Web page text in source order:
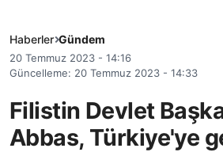
Haberler Gündem
20 Temmuz 2023 - 14:16
Güncelleme: 20 Temmuz 2023 - 14:33
Filistin Devlet
Abbas, Türkiye'ye